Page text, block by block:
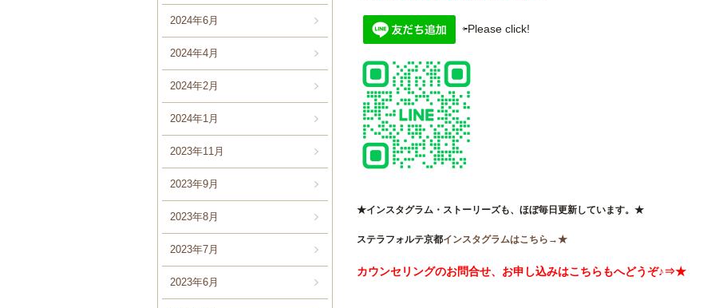
2024年6月
2024年4月
2024年2月
2024年1月
2023年11月
2023年9月
2023年8月
2023年7月
2023年6月
⇦Please click!
★インスタグラム・ストーリーズも、ほぼ毎日更新しています。★
ステラフォルテ京都インスタグラムはこちら→★
カウンセリングのお問合せ、お申し込みはこちらもへどうぞ♪⇒★